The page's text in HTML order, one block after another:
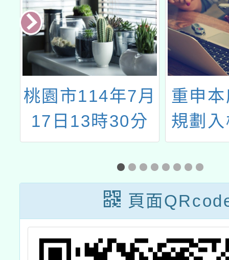
7月
分
施
後實
重申本府衛生局
規劃入校集中接
種COVID-19
JN.1疫苗，請貴
校積極宣導並鼓
勵學生接種
意
頁面